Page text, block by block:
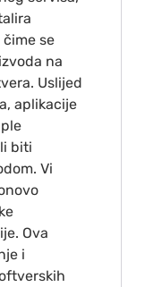
se
na
Uslijed
aplikacije
biti
Vi
Ova
i